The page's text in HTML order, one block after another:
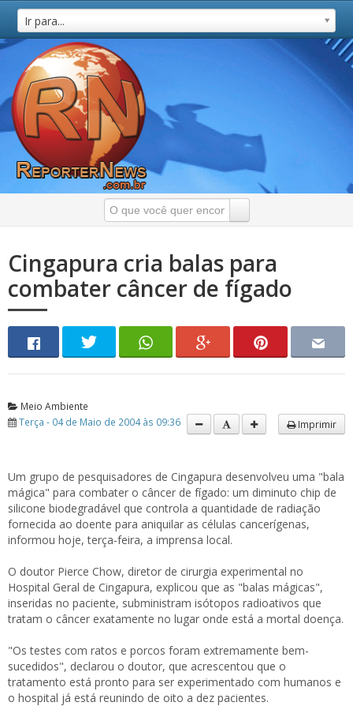
Ir para...
Cingapura cria balas para
combater câncer de fígado
Meio Ambiente
Terça - 04 de Maio de 2004 às 09:36
Imprimir
Um grupo de pesquisadores de Cingapura desenvolveu uma "bala
mágica" para combater o câncer de fígado: um diminuto chip de
silicone biodegradável que controla a quantidade de radiação
fornecida ao doente para aniquilar as células cancerígenas,
informou hoje, terça-feira, a imprensa local.
O doutor Pierce Chow, diretor de cirurgia experimental no
Hospital Geral de Cingapura, explicou que as "balas mágicas",
inseridas no paciente, subministram isótopos radioativos que
tratam o câncer exatamente no lugar onde está a mortal doença.
"Os testes com ratos e porcos foram extremamente bem-
sucedidos", declarou o doutor, que acrescentou que o
tratamento está pronto para ser experimentado com humanos e
o hospital já está reunindo de oito a dez pacientes.